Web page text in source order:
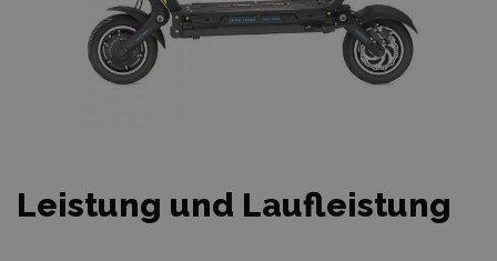
Leistung und Laufleistung